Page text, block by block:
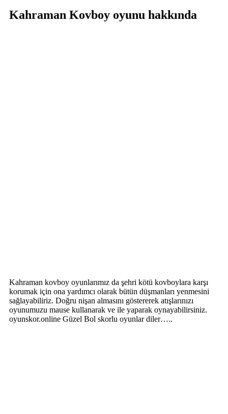
Kahraman Kovboy oyunu hakkında
Kahraman kovboy oyunlarımız da şehri kötü kovboylara karşı
korumak için ona yardımcı olarak bütün düşmanları yenmesini
sağlayabiliriz. Doğru nişan almasını göstererek atışlarınızı
oyunumuzu mause kullanarak ve ile yaparak oynayabilirsiniz.
oyunskor.online Güzel Bol skorlu oyunlar diler…..